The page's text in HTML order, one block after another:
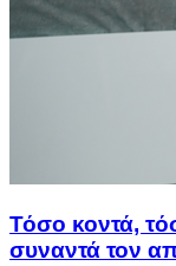
Τόσο κοντά,
συναντά τον